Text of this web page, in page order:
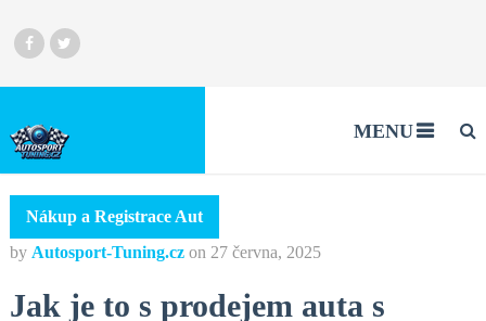
MENU
Nákup a Registrace Aut
by Autosport-Tuning.cz on 27 června, 2025
Jak je to s prodejem auta s